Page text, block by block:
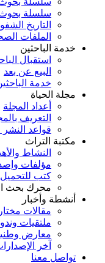
سلسلة
التاريخ
الملفات
خدمة الباحثين
استقبال
البيع عن بعد
خدمة
مجلة الحياة
أعداد المجلة
التعريف
قواعد
مكتبة التراث
النشاط
مؤلفات
كتب للتحميل
محرك بحث
أنشطة وأخبار
مقالات
ملتقيات
معارض
آخر
تواصل معنا